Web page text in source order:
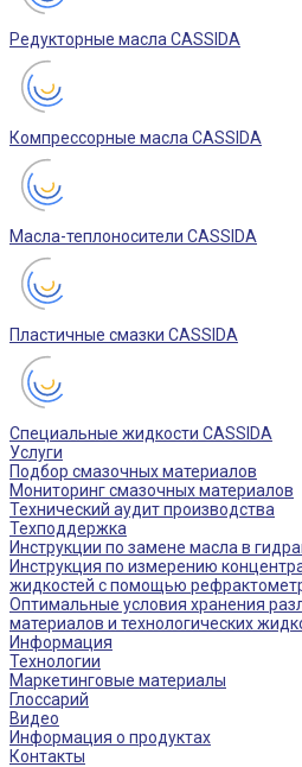
Редукторные масла CASSIDA
Компрессорные масла CASSIDA
Масла-теплоносители CASSIDA
Пластичные смазки CASSIDA
Специальные жидкости CASSIDA
Услуги
Подбор смазочных материалов
Мониторинг смазочных материалов
Технический аудит производства
Техподдержка
Инструкции по замене масла в
Инструкция по измерению
жидкостей с помощью
Оптимальные условия хранения
материалов и технологических
Информация
Технологии
Маркетинговые материалы
Глоссарий
Видео
Информация о продуктах
Контакты